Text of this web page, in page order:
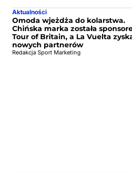
Aktualności
Omoda wjeżdża do kolarstwa.
Chińska marka została
Tour of Britain, a La Vuelta
nowych partnerów
Redakcja Sport Marketing